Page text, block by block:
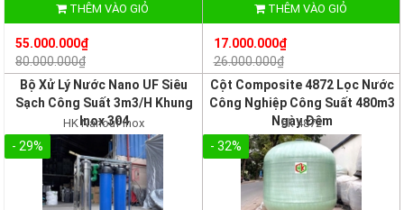
THÊM VÀO GIỎ
55.000.000₫
80.000.000₫
THÊM VÀO GIỎ
17.000.000₫
26.000.000₫
Bộ Xử Lý Nước Nano UF Siêu
Sạch Công Suất 3m3/H Khung
Inox 304
HK Nanouf inox
- 29%
Cột Composite 4872 Lọc Nước
Công Nghiệp Công Suất 480m3
Ngày Đêm
hk 4872
- 32%